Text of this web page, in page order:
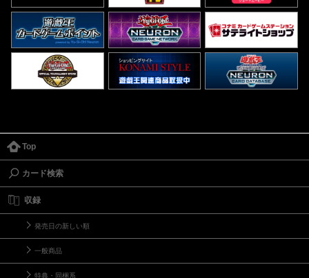
Top
カード検索
収録
発売日の新しい順
一般商品
特典・同梱系